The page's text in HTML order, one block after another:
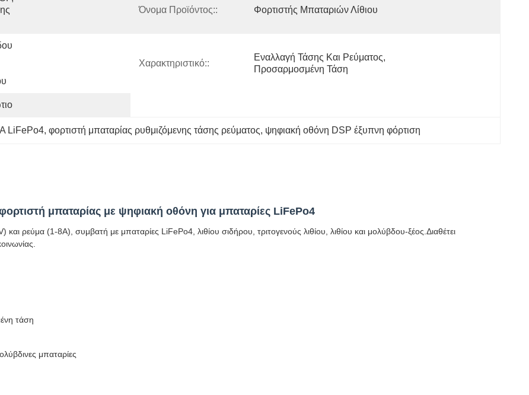
Όνομα Προϊόντος:: Φορτιστής Μπαταριών Λίθιου
Χαρακτηριστικό::
Εναλλαγή Τάσης Και Ρεύματος,
Προσαρμοσμένη Τάση
LiFePo4, φορτιστή μπαταρίας ρυθμιζόμενης τάσης ρεύματος, ψηφιακή οθόνη DSP έξυπνη φόρτιση
μπαταρίας με ψηφιακή οθόνη για μπαταρίες LiFePo4
ρεύμα (1-8A), συμβατή με μπαταρίες LiFePo4, λιθίου σιδήρου, τριτογενούς λιθίου, λιθίου και μολύβδου-ξέος.Διαθέτει
τάση
μπαταρίες